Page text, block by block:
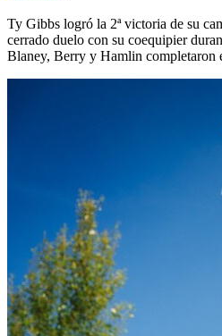
Ty Gibbs logró la 2ª victoria de su
cerrado duelo con su coequipier
Blaney, Berry y Hamlin completaron